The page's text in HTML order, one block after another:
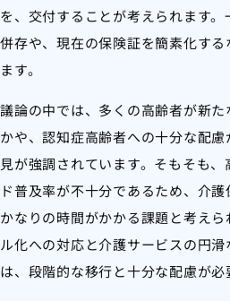
を、交付することが考えられます
併存や、現在の保険証を簡素化す
ます。
議論の中では、多くの高齢者が新
かや、認知症高齢者への十分な配
見が強調されています。そもそも
ド普及率が不十分であるため、介
かなりの時間がかかる課題と考え
ル化への対応と介護サービスの円
は、段階的な移行と十分な配慮が必